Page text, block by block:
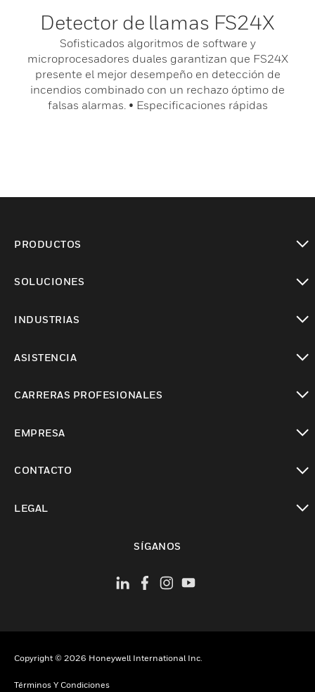
Detector de llamas FS24X
Sofisticados algoritmos de software y
microprocesadores duales garantizan que FS24X
presente el mejor desempeño en detección de
incendios combinado con un rechazo óptimo de
falsas alarmas. • Especificaciones rápidas
PRODUCTOS
SOLUCIONES
INDUSTRIAS
ASISTENCIA
CARRERAS PROFESIONALES
EMPRESA
CONTACTO
LEGAL
SÍGANOS
Copyright © 2026 Honeywell International Inc.
Términos Y Condiciones